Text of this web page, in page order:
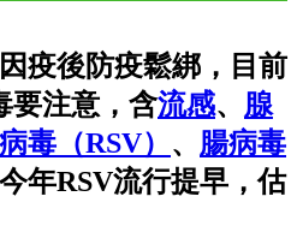
疫後防疫鬆綁，目前
要注意，含流感、 腺
毒（RSV） 、 腸病毒
年RSV流行提早，估